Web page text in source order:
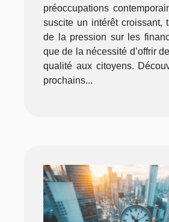
préoccupations
suscite un intérêt croissant,
de la pression sur les
que de la nécessité d’offrir
qualité aux citoyens.
prochains...